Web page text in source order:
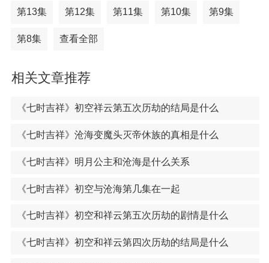
第13集 第12集 第11集 第10集 第9集
第8集 查看全部
相关文章推荐
《七时吉祥》初空祥云第五次历劫的结局是什么
《七时吉祥》沧海变魔头灭帝休族的真相是什么
《七时吉祥》明月公主和沧海是什么关系
《七时吉祥》初空与沧海第几集在一起
《七时吉祥》初空和祥云第五次历劫的剧情是什么
《七时吉祥》初空和祥云第四次历劫的结局是什么